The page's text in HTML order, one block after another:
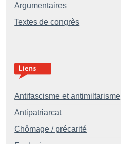
Argumentaires
Textes de congrès
Antifascisme et antimiltarisme
Antipatriarcat
Chômage / précarité